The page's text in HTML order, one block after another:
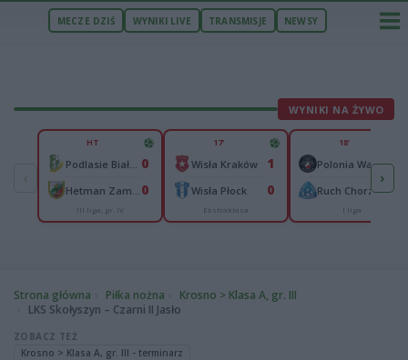
MECZE DZIŚ WYNIKI LIVE TRANSMISJE NEWSY
WYNIKI NA ŻYWO
HT
0
0
III liga, gr. IV
17'
Wisła Kraków 1
Wisła Płock 0
Ekstraklasa
18'
Polonia Warszawa0
Ruch Chorzów 0
I liga
›
Strona główna Piłka nożna
Krosno > Klasa A, gr. III
LKS Skołyszyn – Czarni II Jasło
ZOBACZ TEŻ
Krosno > Klasa A, gr. III - terminarz